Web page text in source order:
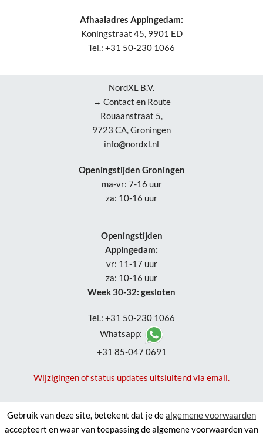
Afhaaladres Appingedam:
Koningstraat 45, 9901 ED
Tel.: +31 50-230 1066
NordXL B.V.
→ Contact en Route
Rouaanstraat 5,
9723 CA, Groningen
info@nordxl.nl
Openingstijden Groningen
ma-vr: 7-16 uur
za: 10-16 uur
Openingstijden
Appingedam:
vr: 11-17 uur
za: 10-16 uur
Week 30-32: gesloten
Tel.: +31 50-230 1066
Whatsapp:
+31 85-047 0691
Wijzigingen of status updates uitsluitend via email.
Gebruik van deze site, betekent dat je dealgemene voorwaarden
accepteert en waar van toepassing de algemene voorwaarden van